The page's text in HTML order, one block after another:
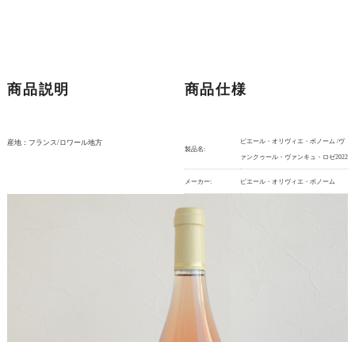
商品説明
産地：フランス/ロワール地方
商品仕様
製品名:
ピエール・オリヴィエ・ボノーム /ヴ
ァンクゥール・ヴァンキュ・ロゼ2022
メーカー: ピエール・オリヴィエ・ボノーム